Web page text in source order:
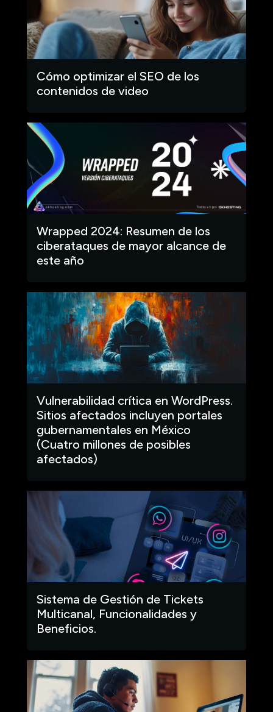
Cómo optimizar el SEO de los
contenidos de video
Wrapped 2024: Resumen de los
ciberataques de mayor alcance de
este año
Vulnerabilidad crítica en WordPress.
Sitios afectados incluyen portales
gubernamentales en México
(Cuatro millones de posibles
afectados)
Sistema de Gestión de Tickets
Multicanal, Funcionalidades y
Beneficios.